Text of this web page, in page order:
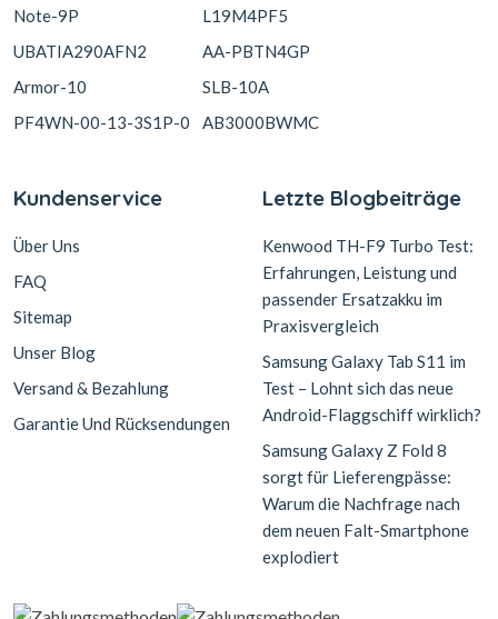
Note-9P
UBATIA290AFN2
Armor-10
PF4WN-00-13-3S1P-0
L19M4PF5
AA-PBTN4GP
SLB-10A
AB3000BWMC
Kundenservice
Über Uns
FAQ
Sitemap
Unser Blog
Versand & Bezahlung
Garantie Und Rücksendungen
Letzte Blogbeiträge
Kenwood TH-F9 Turbo Test:
Erfahrungen, Leistung und
passender Ersatzakku im
Praxisvergleich
Samsung Galaxy Tab S11 im
Test – Lohnt sich das neue
Android-Flaggschiff wirklich?
Samsung Galaxy Z Fold 8
sorgt für Lieferengpässe:
Warum die Nachfrage nach
dem neuen Falt-Smartphone
explodiert